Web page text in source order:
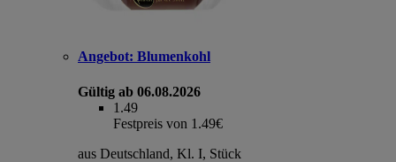
Angebot: Blumenkohl
Gültig ab 06.08.2026
1.49
Festpreis von 1.49€
aus Deutschland, Kl. I, Stück